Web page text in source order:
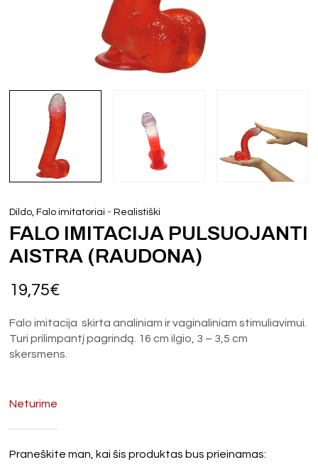
Dildo, Falo imitatoriai -Realistiški
FALO IMITACIJA PULSUOJANTI
AISTRA (RAUDONA)
19,75€
Falo imitacija skirta analiniam ir vaginaliniam stimuliavimui.
Turi prilimpantį pagrindą. 16 cm ilgio, 3 – 3,5 cm
skersmens.
Neturime
Praneškite man, kai šis produktas bus prieinamas: